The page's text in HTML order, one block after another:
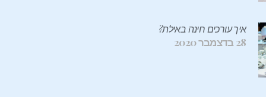
איך עורכים חינה באילת?
28 בדצמבר 2020